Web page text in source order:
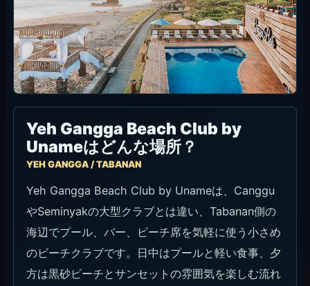
Yeh Gangga Beach Club by
Unameはどんな場所？
YEH GANGGA / TABANAN
Yeh Gangga Beach Club by Unameは、Canggu
やSeminyakの大型クラブとは違い、Tabanan側の
海辺でプール、バー、ビーチ席を気軽に使う小さめ
のビーチクラブです。日中はプールと軽い食事、夕
方は黒砂ビーチとサンセットの雰囲気を楽しむ流れ